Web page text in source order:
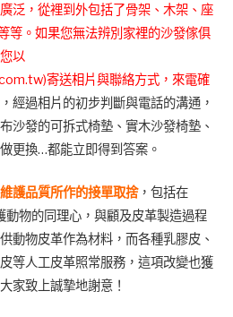
泛，從裡到外包括了骨架、木架、座
等。如果您無法辨別家裡的沙發傢俱
以
)寄送相片與聯絡方式，來電確
，經過相片的初步判斷與電話的溝通，
沙發的可拆式椅墊、實木沙發椅墊、
更換…都能立即得到答案。
護品質所作的接單取捨，包括在
物的同理心，與顧及皮革製造過程
動物皮革作為材料，而各種乳膠皮、
等人工皮革照常服務，這項改變也獲
家致上誠摯地謝意！